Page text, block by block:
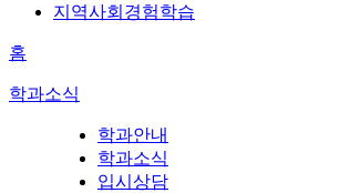
지역사회경험학습
홈
학과소식
학과안내
학과소식
입시상담